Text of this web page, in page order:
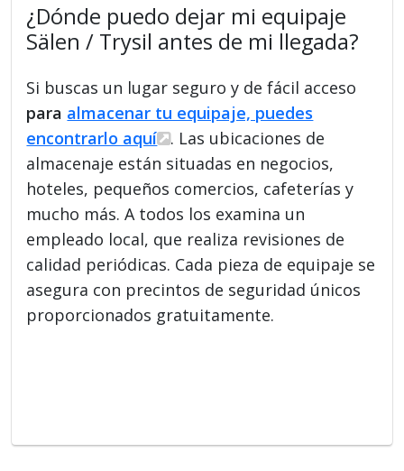
¿Dónde puedo dejar mi equipaje
Sälen / Trysil antes de mi llegada?
Si buscas un lugar seguro y de fácil acceso
para almacenar tu equipaje, puedes
encontrarlo aquí
. Las ubicaciones de
almacenaje están situadas en negocios,
hoteles, pequeños comercios, cafeterías y
mucho más. A todos los examina un
empleado local, que realiza revisiones de
calidad periódicas. Cada pieza de equipaje se
asegura con precintos de seguridad únicos
proporcionados gratuitamente.